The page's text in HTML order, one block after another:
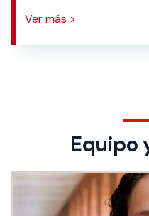
Ver más >
Equipo